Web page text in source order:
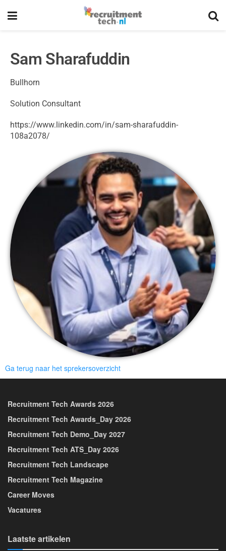
Sam Sharafuddin
Bullhorn
Solution Consultant
https://www.linkedin.com/in/sam-sharafuddin-
108a2078/
Ga terug naar het sprekersoverzicht
Recruitment Tech Awards 2026
Recruitment Tech Awards_Day 2026
Recruitment Tech Demo_Day 2027
Recruitment Tech ATS_Day 2026
Recruitment Tech Landscape
Recruitment Tech Magazine
Career Moves
Vacatures
Laatste artikelen